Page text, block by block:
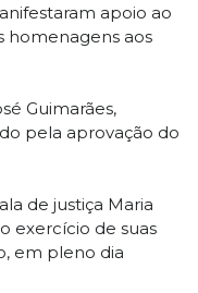
apoio ao
homenagens aos
Guimarães,
pela aprovação do
de justiça Maria
exercício de suas
em pleno dia